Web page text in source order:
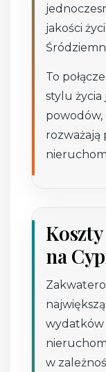
jakości
To
stylu życia
na
wydatków
w